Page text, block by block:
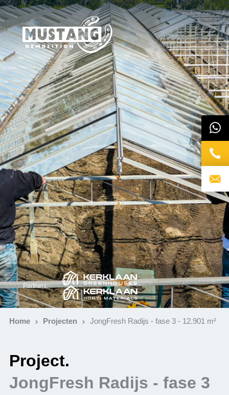
Partners:
Home Projecten JongFresh Radijs - fase 3 - 12.901 m²
Project.
JongFresh Radijs - fase 3